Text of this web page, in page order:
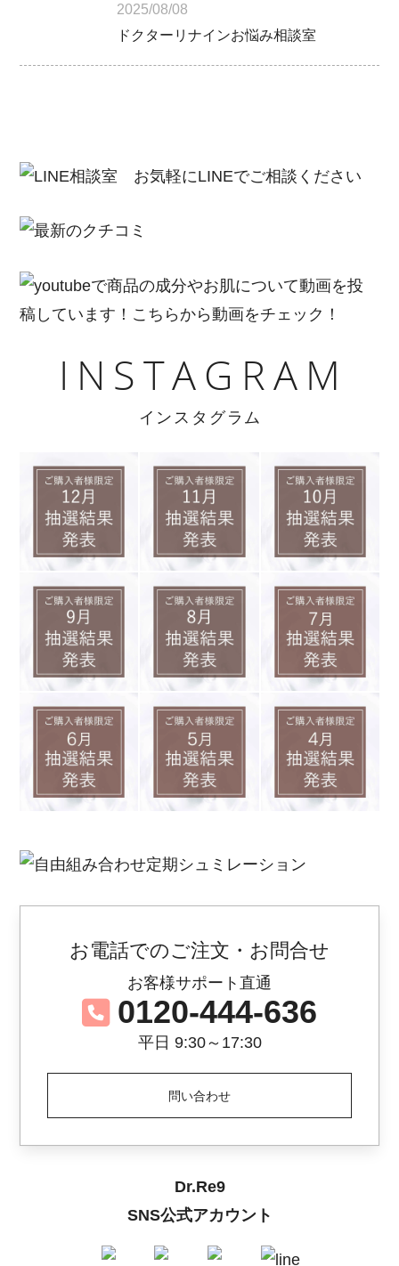
2025/08/08
ドクターリナインお悩み相談室
INSTAGRAM
インスタグラム
お電話でのご注文・お問合せ
お客様サポート直通
0120-444-636
平日 9:30～17:30
問い合わせ
Dr.Re9
SNS公式アカウント